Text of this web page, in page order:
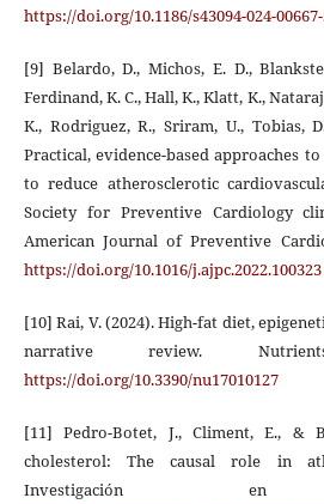
https://doi.org/10.1186/s43094-024-
[9] Belardo, D., Michos, E. D.,
Ferdinand, K. C., Hall, K., Klatt, K.,
K., Rodriguez, R., Sriram, U., Tobias,
Practical, evidence-based approaches
to reduce atherosclerotic
Society for Preventive Cardiology
American Journal of Preventive
https://doi.org/10.1016/j.ajpc.2022.100323
[10] Rai, V. (2024). High-fat diet,
narrative review.
https://doi.org/10.3390/nu17010127
[11] Pedro-Botet, J., Climent, E., &
cholesterol: The causal role in
Investigación en